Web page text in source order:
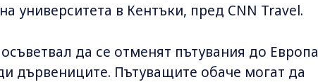
университета в Кентъки, пред CNN Travel.
да се отменят пътувания до Европа
дървениците. Пътуващите обаче могат да